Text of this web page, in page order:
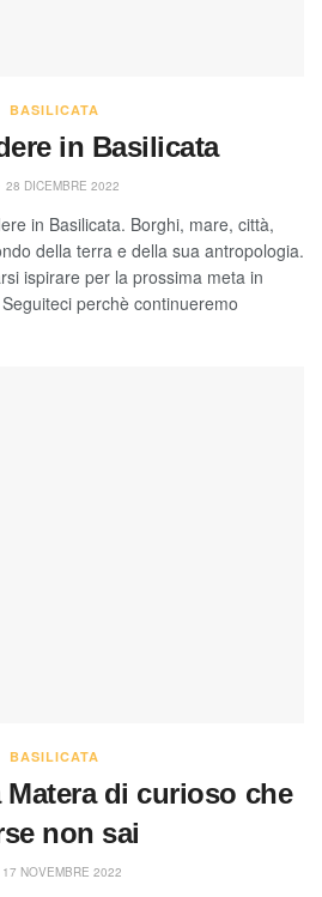
BASILICATA
in Basilicata
28 DICEMBRE 2022
in Basilicata. Borghi, mare, città,
della terra e della sua antropologia.
ispirare per la prossima meta in
perchè continueremo
BASILICATA
Matera di curioso che
non sai
17 NOVEMBRE 2022